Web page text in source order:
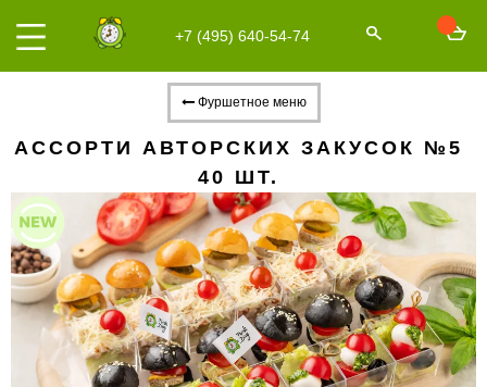
+7 (495) 640-54-74
Фуршетное меню
АССОРТИ АВТОРСКИХ ЗАКУСОК №5
40 ШТ.